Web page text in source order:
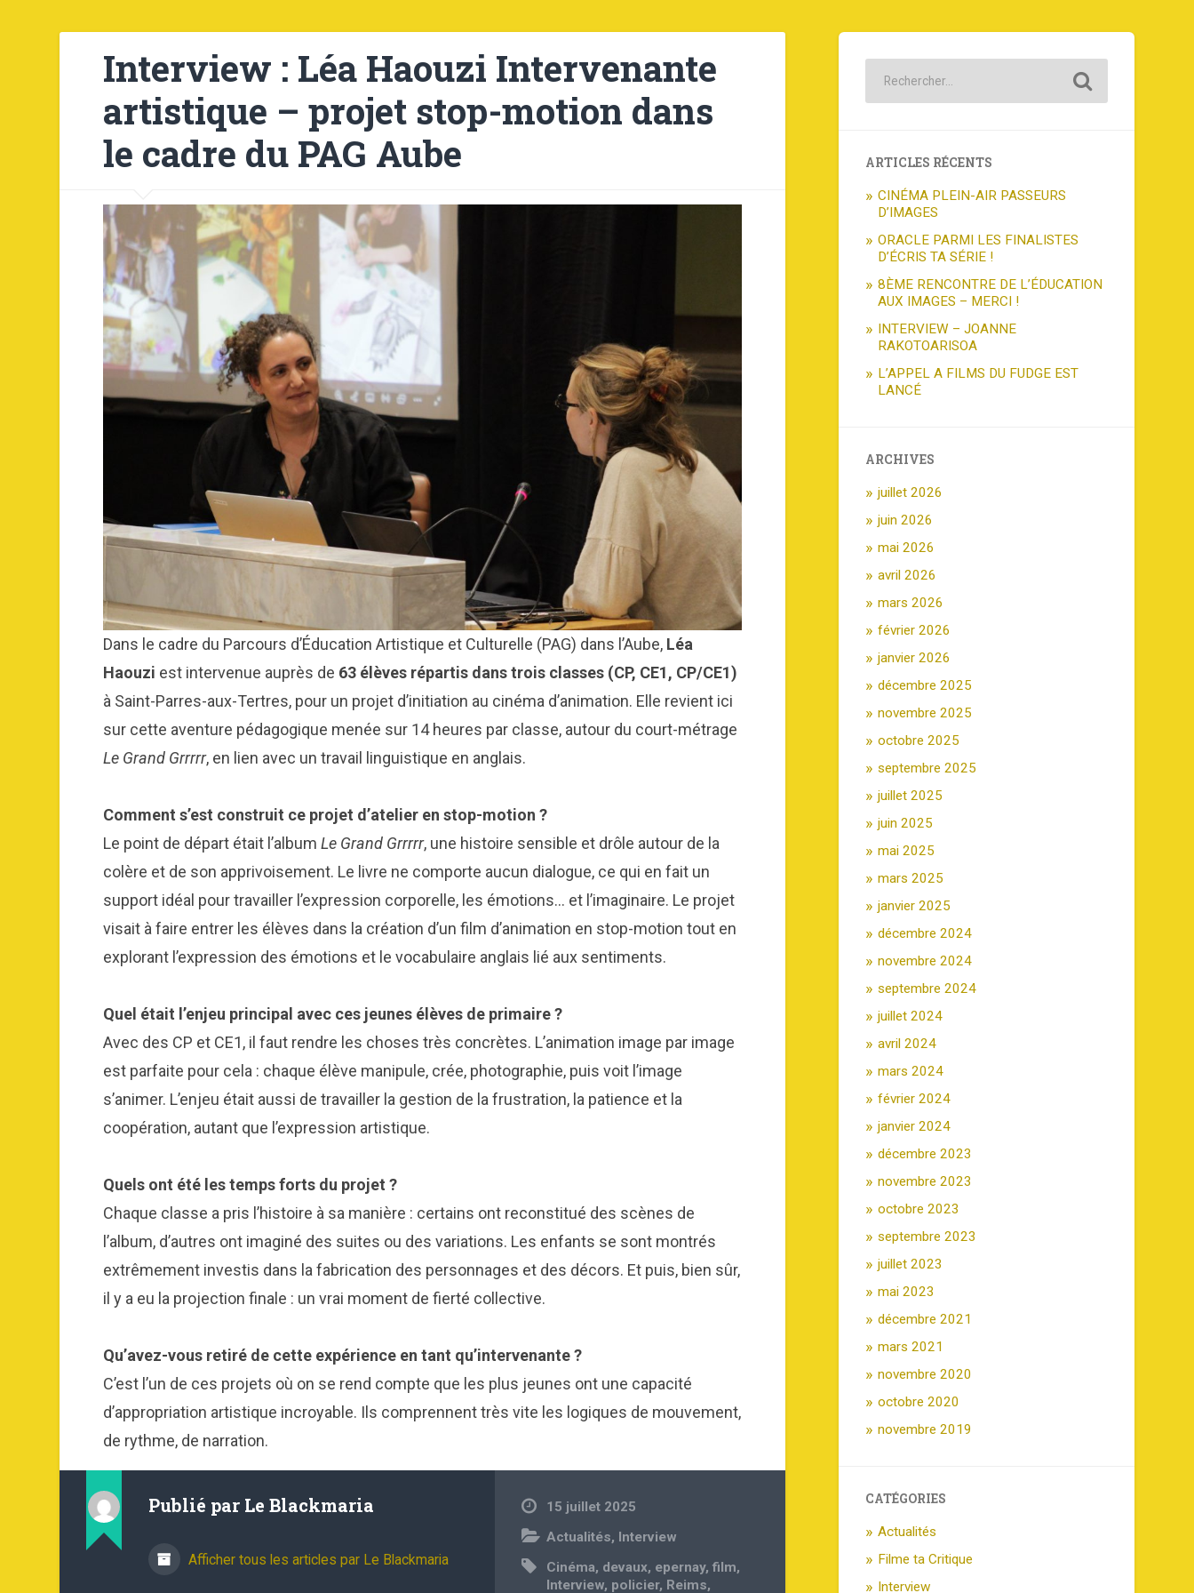
Interview : Léa Haouzi Intervenante
artistique – projet stop-motion dans
le cadre du PAG Aube
Dans le cadre du Parcours d’Éducation Artistique et Culturelle (PAG) dans l’Aube, Léa
Haouzi est intervenue auprès de 63 élèves répartis dans trois classes (CP, CE1, CP/CE1)
à Saint-Parres-aux-Tertres, pour un projet d’initiation au cinéma d’animation. Elle revient ici
sur cette aventure pédagogique menée sur 14 heures par classe, autour du court-métrage
Le Grand Grrrrr, en lien avec un travail linguistique en anglais.
Comment s’est construit ce projet d’atelier en stop-motion ?
Le point de départ était l’albumLe Grand Grrrrr, une histoire sensible et drôle autour de la
colère et de son apprivoisement. Le livre ne comporte aucun dialogue, ce qui en fait un
support idéal pour travailler l’expression corporelle, les émotions… et l’imaginaire. Le projet
visait à faire entrer les élèves dans la création d’un film d’animation en stop-motion tout en
explorant l’expression des émotions et le vocabulaire anglais lié aux sentiments.
Quel était l’enjeu principal avec ces jeunes élèves de primaire ?
Avec des CP et CE1, il faut rendre les choses très concrètes. L’animation image par image
est parfaite pour cela : chaque élève manipule, crée, photographie, puis voit l’image
s’animer. L’enjeu était aussi de travailler la gestion de la frustration, la patience et la
coopération, autant que l’expression artistique.
Quels ont été les temps forts du projet ?
Chaque classe a pris l’histoire à sa manière : certains ont reconstitué des scènes de
l’album, d’autres ont imaginé des suites ou des variations. Les enfants se sont montrés
extrêmement investis dans la fabrication des personnages et des décors. Et puis, bien sûr,
il y a eu la projection finale : un vrai moment de fierté collective.
Qu’avez-vous retiré de cette expérience en tant qu’intervenante ?
C’est l’un de ces projets où on se rend compte que les plus jeunes ont une capacité
d’appropriation artistique incroyable. Ils comprennent très vite les logiques de mouvement,
de rythme, de narration.
Publié par Le Blackmaria
Afficher tous les articles par Le Blackmaria
15 juillet 2025
Actualités, Interview
Cinéma, devaux, epernay,film,
Interview, policier, Reims,
ARTICLES RÉCENTS
CINÉMA PLEIN-AIR PASSEURS
D’IMAGES
ORACLE PARMI LES FINALISTES
D’ÉCRIS TA SÉRIE !
8ÈME RENCONTRE DE L’ÉDUCATION
AUX IMAGES – MERCI !
INTERVIEW – JOANNE
RAKOTOARISOA
L’APPEL A FILMS DU FUDGE EST
LANCÉ
ARCHIVES
juillet 2026
juin 2026
mai 2026
avril 2026
mars 2026
février 2026
janvier 2026
décembre 2025
novembre 2025
octobre 2025
septembre 2025
juillet 2025
juin 2025
mai 2025
mars 2025
janvier 2025
décembre 2024
novembre 2024
septembre 2024
juillet 2024
avril 2024
mars 2024
février 2024
janvier 2024
décembre 2023
novembre 2023
octobre 2023
septembre 2023
juillet 2023
mai 2023
décembre 2021
mars 2021
novembre 2020
octobre 2020
novembre 2019
CATÉGORIES
Actualités
Filme ta Critique
Interview